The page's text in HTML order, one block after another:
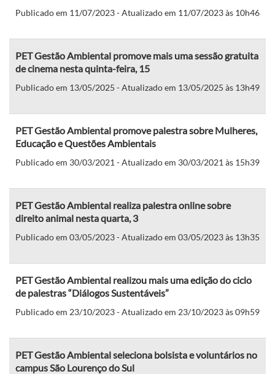
Publicado em 11/07/2023 - Atualizado em 11/07/2023 às 10h46
PET Gestão Ambiental promove mais uma sessão gratuita
de cinema nesta quinta-feira, 15
Publicado em 13/05/2025 - Atualizado em 13/05/2025 às 13h49
PET Gestão Ambiental promove palestra sobre Mulheres,
Educação e Questões Ambientais
Publicado em 30/03/2021 - Atualizado em 30/03/2021 às 15h39
PET Gestão Ambiental realiza palestra online sobre
direito animal nesta quarta, 3
Publicado em 03/05/2023 - Atualizado em 03/05/2023 às 13h35
PET Gestão Ambiental realizou mais uma edição do ciclo
de palestras “Diálogos Sustentáveis”
Publicado em 23/10/2023 - Atualizado em 23/10/2023 às 09h59
PET Gestão Ambiental seleciona bolsista e voluntários no
campus São Lourenço do Sul